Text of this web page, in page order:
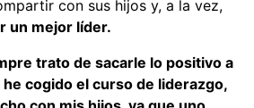
con sus hijos y, a la vez,
un mejor líder.
trato de sacarle lo positivo a
he cogido el curso de liderazgo,